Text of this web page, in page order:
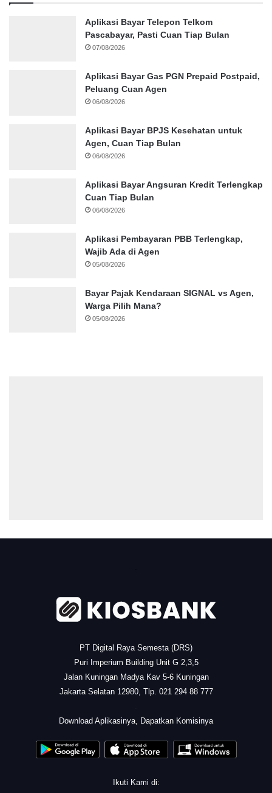
Aplikasi Bayar Telepon Telkom
Pascabayar, Pasti Cuan Tiap Bulan
07/08/2026
Aplikasi Bayar Gas PGN Prepaid Postpaid,
Peluang Cuan Agen
06/08/2026
Aplikasi Bayar BPJS Kesehatan untuk
Agen, Cuan Tiap Bulan
06/08/2026
Aplikasi Bayar Angsuran Kredit Terlengkap
Cuan Tiap Bulan
06/08/2026
Aplikasi Pembayaran PBB Terlengkap,
Wajib Ada di Agen
05/08/2026
Bayar Pajak Kendaraan SIGNAL vs Agen,
Warga Pilih Mana?
05/08/2026
PT Digital Raya Semesta (DRS)
Puri Imperium Building Unit G 2,3,5
Jalan Kuningan Madya Kav 5-6 Kuningan
Jakarta Selatan 12980, Tlp. 021 294 88 777
Download Aplikasinya, Dapatkan Komisinya
Ikuti Kami di: